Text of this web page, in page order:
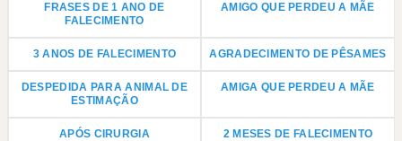
FRASES DE 1 ANO DE
FALECIMENTO
AMIGO QUE PERDEU A MÃE
3 ANOS DE FALECIMENTO AGRADECIMENTO DE PÊSAMES
DESPEDIDA PARA ANIMAL DE
ESTIMAÇÃO
AMIGA QUE PERDEU A MÃE
APÓS CIRURGIA 2 MESES DE FALECIMENTO